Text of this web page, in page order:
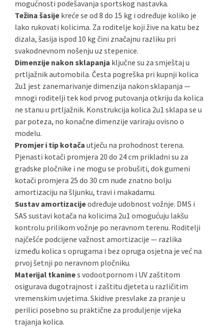
mogućnosti podešavanja sportskog nastavka.
Težina šasije kreće se od 8 do 15 kg i određuje koliko je
lako rukovati kolicima. Za roditelje koji žive na katu bez
dizala, šasija ispod 10 kg čini značajnu razliku pri
svakodnevnom nošenju uz stepenice.
Dimenzije nakon sklapanja ključne su za smještaj u
prtljažnik automobila. Česta pogreška pri kupnji kolica
2u1 jest zanemarivanje dimenzija nakon sklapanja —
mnogi roditelji tek kod prvog putovanja otkriju da kolica
ne stanu u prtljažnik. Konstrukcija kolica 2u1 sklapa se u
par poteza, no konačne dimenzije variraju ovisno o
modelu.
Promjer i tip kotača utječu na prohodnost terena.
Pjenasti kotači promjera 20 do 24 cm prikladni su za
gradske pločnike i ne mogu se probušiti, dok gumeni
kotači promjera 25 do 30 cm nude znatno bolju
amortizaciju na šljunku, travi i makadamu.
Sustav amortizacijeodređuje udobnost vožnje. DMS i
SAS sustavi kotača na kolicima 2u1 omogućuju lakšu
kontrolu prilikom vožnje po neravnom terenu. Roditelji
najčešće podcijene važnost amortizacije — razlika
između kolica s oprugama i bez opruga osjetna je već na
prvoj šetnji po neravnom pločniku.
Materijal tkanines vodootpornom i UV zaštitom
osigurava dugotrajnost i zaštitu djeteta u različitim
vremenskim uvjetima. Skidive presvlake za pranje u
perilici posebno su praktične za produljenje vijeka
trajanja kolica.